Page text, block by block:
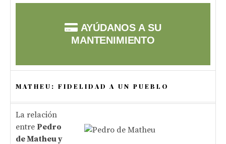
AYÚDANOS A SU
MANTENIMIENTO
MATHEU: FIDELIDAD A UN PUEBLO
La relación
entre Pedro
de Matheu y